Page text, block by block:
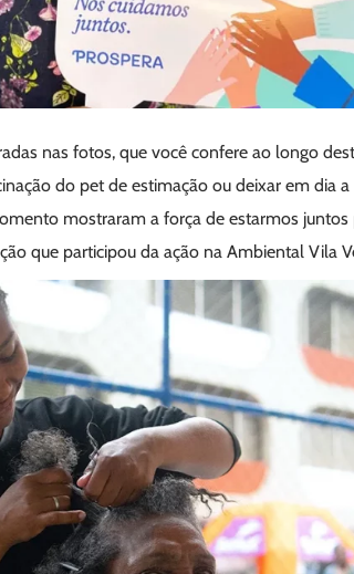
nas fotos, que você confere ao longo
do pet de estimação ou deixar em dia
mostraram a força de estarmos juntos
que participou da ação na Ambiental Vila